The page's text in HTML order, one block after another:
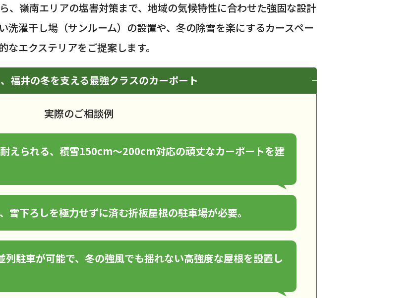
、嶺南エリアの塩害対策まで、地域の気候特性に合わせた強固な設計
洗濯干し場（サンルーム）の設置や、冬の除雪を楽にするカースペー
エクステリアをご提案します。
福井の冬を支える最強クラスのカーポート
実際のご相談例
えられる、積雪150cm〜200cm対応の頑丈なカーポートを建
雪下ろしを極力せずに済む折板屋根の駐車場が必要。
駐車が可能で、冬の強風でも揺れない高強度な屋根を設置し